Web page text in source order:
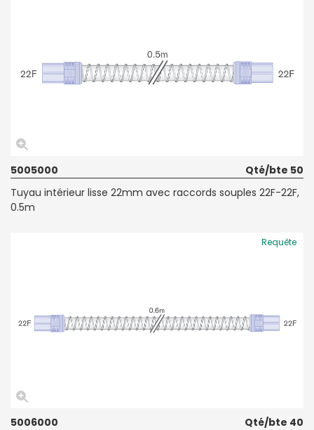
5005000
Qté/bte 50
Tuyau intérieur lisse 22mm avec raccords souples 22F-22F,
0.5m
Requête
5006000
Qté/bte 40